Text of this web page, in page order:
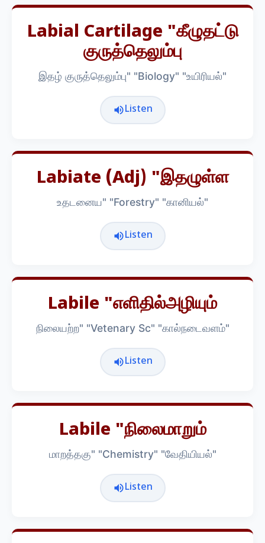
Labial Cartilage "கீழுதட்டு
குருத்தெலும்பு
இதழ் குருத்தெலும்பு" "Biology" "உயிரியல்"
Listen
Labiate (adj) "இதழுள்ள
உதடனைய" "Forestry" "கானியல்"
Listen
Labile "எளிதில்அழியும்
நிலையற்ற" "Vetenary Sc" "கால்நடைவளம்"
Listen
Labile "நிலைமாறும்
மாறத்தகு" "Chemistry" "வேதியியல்"
Listen